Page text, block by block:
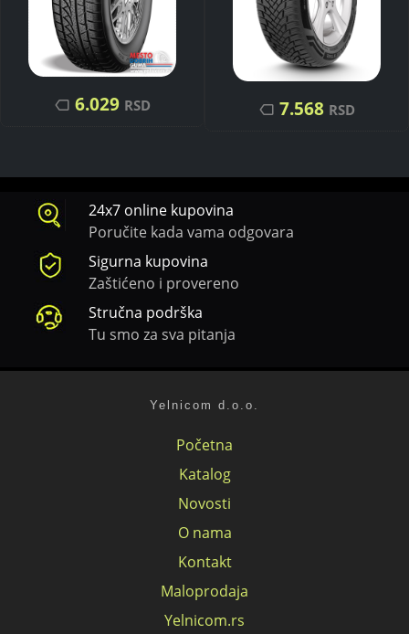
6.029 RSD 7.568 RSD
24x7 online kupovina
Poručite kada vama odgovara
Sigurna kupovina
Zaštićeno i provereno
Stručna podrška
Tu smo za sva pitanja
Yelnicom d.o.o.
Početna
Katalog
Novosti
O nama
Kontakt
Maloprodaja
Yelnicom.rs